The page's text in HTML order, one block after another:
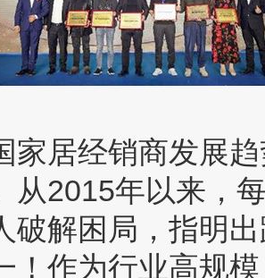
居经销商发展趋
从2015年以来，
破解困局，指明
！作为行业高规